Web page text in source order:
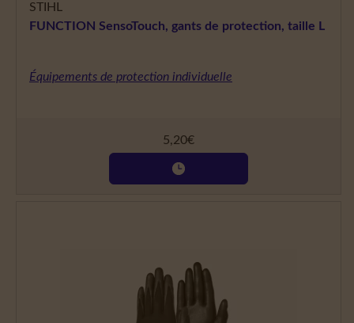
STIHL
FUNCTION SensoTouch, gants de protection, taille L
Équipements de protection individuelle
5,20€